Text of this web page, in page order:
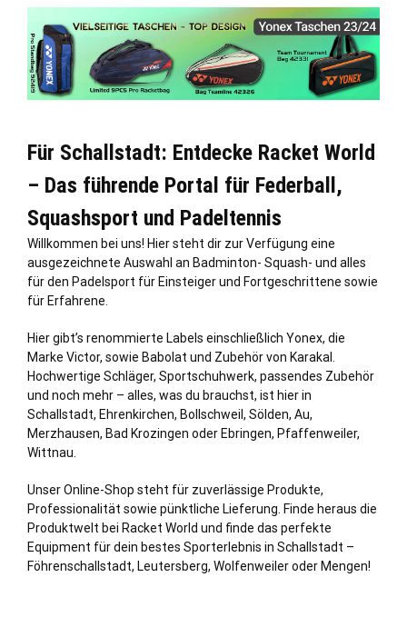
Für Schallstadt: Entdecke Racket World
– Das führende Portal für Federball,
Squashsport und Padeltennis
Willkommen bei uns! Hier steht dir zur Verfügung eine
ausgezeichnete Auswahl an Badminton- Squash- und alles
für den Padelsport für Einsteiger und Fortgeschrittene sowie
für Erfahrene.
Hier gibt’s renommierte Labels einschließ lich Yonex, die
Marke Victor, sowie Babolat und Zubehör von Karakal.
Hochwertige Schläger, Sportschuhwerk, passendes Zubehör
und noch mehr – alles, was du brauchst, ist hier in
Schallstadt, Ehrenkirchen, Bollschweil, Sölden, Au,
Merzhausen, Bad Krozingen oder Ebringen, Pfaffenweiler,
Wittnau.
Unser Online-Shop steht für zuverlässige Produkte,
Professionalität sowie pünktliche Lieferung. Finde heraus die
Produktwelt bei Racket World und finde das perfekte
Equipment für dein bestes Sporterlebnis in Schallstadt –
Föhrenschallstadt, Leutersberg, Wolfenweiler oder Mengen!